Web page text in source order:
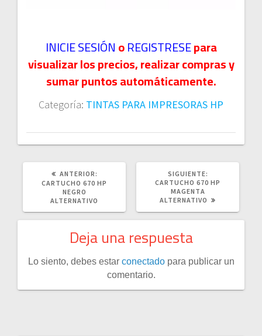
INICIE SESIÓNoREGISTRESEpara
visualizar los precios, realizar compras y
sumar puntos automáticamente.
Categoría: TINTAS PARA IMPRESORAS HP
ANTERIOR:
ANTERIOR:
CARTUCHO 670 HP
NEGRO
ALTERNATIVO
SIGUIENTE:
POST:
CARTUCHO 670 HP
MAGENTA
ALTERNATIVO
Deja una respuesta
Lo siento, debes estar conectadopara publicar un
comentario.